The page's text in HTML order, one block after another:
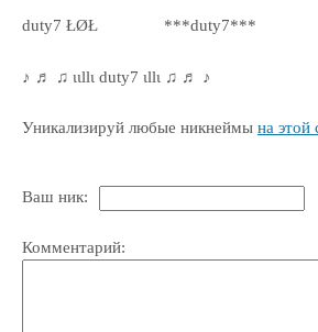
duty7 ŁØŁ ***duty7***
♪ ♬ ♫ ιιllι duty7 ιllι ♫ ♬ ♪
Уникализируй любые никнеймы на этой
Ваш ник:
Комментарий: